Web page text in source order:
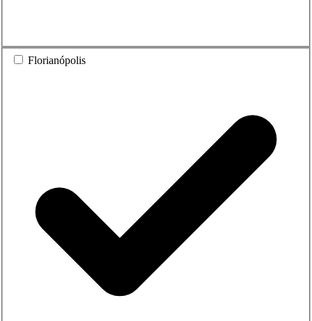
Florianópolis